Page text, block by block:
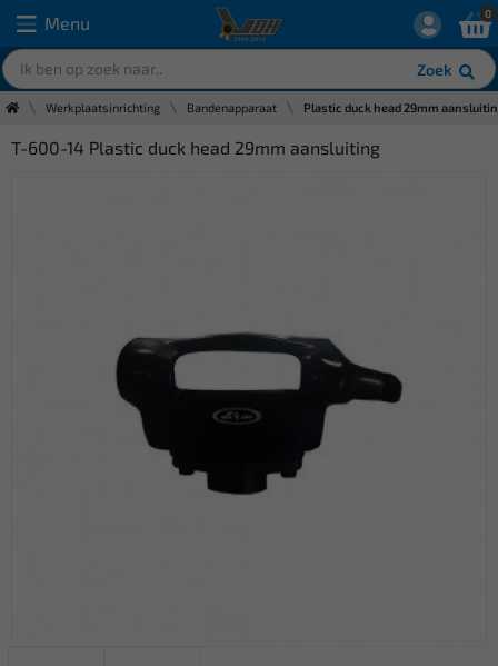
Menu
Zoek
0
Werkplaatsinrichting Bandenapparaat Plastic duck head 29mm
T-600-14 Plastic duck head 29mm aansluiting